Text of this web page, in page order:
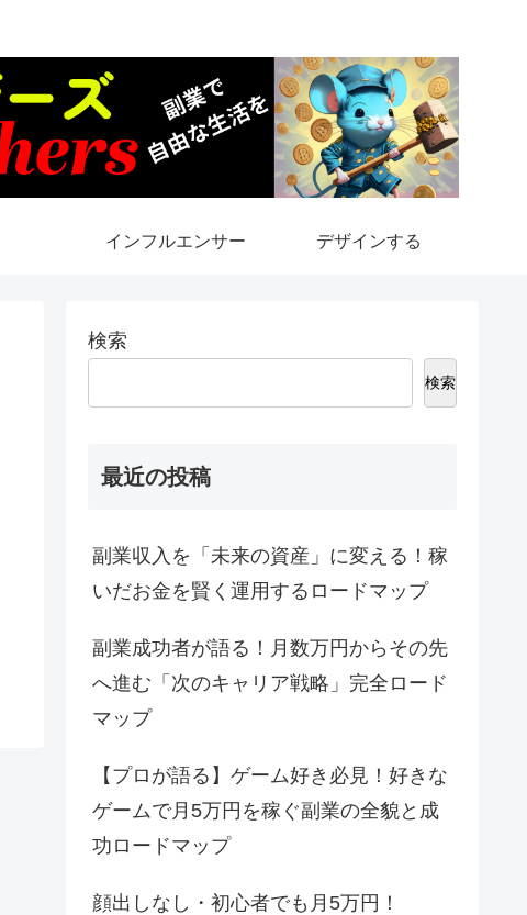
インフルエンサー デザインする
検索
検索
最近の投稿
副業収入を「未来の資産」に変える！稼
いだお金を賢く運用するロードマップ
副業成功者が語る！月数万円からその先
へ進む「次のキャリア戦略」完全ロード
マップ
【プロが語る】ゲーム好き必見！好きな
ゲームで月5万円を稼ぐ副業の全貌と成
功ロードマップ
顔出しなし・初心者でも月5万円！